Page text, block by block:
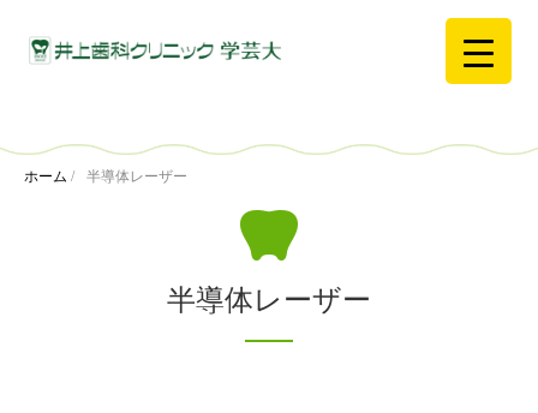
ホーム / 半導体レーザー
半導体レーザー